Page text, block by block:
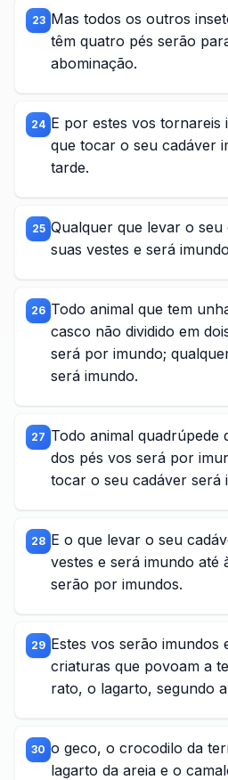
23 Mas todos os outros
têm quatro pés serão
abominação.
24 E por estes vos tornareis
que tocar o seu cadáver
tarde.
25 Qualquer que levar o seu
suas vestes e será
26 Todo animal que tem
casco não dividido em
será por imundo;
será imundo.
27 Todo animal quadrúpede
dos pés vos será por
tocar o seu cadáver será
28 E o que levar o seu
vestes e será imundo até
serão por imundos.
29 Estes vos serão imundos
criaturas que povoam a
rato, o lagarto, segundo
30 o geco, o crocodilo da
lagarto da areia e o